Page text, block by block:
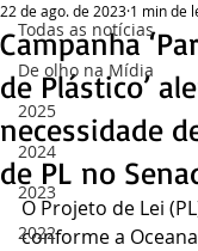
Todas as notícias
De olho na Mídia
2025
2024
2023
2022
Campanha
de Plástico’
necessidade
de PL no
22 de ago. de 2023 1 min de
O Projeto de Lei
conforme a